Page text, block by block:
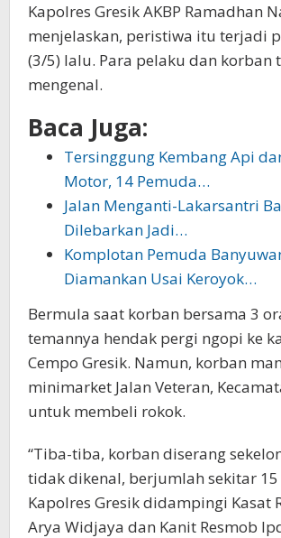
Kapolres Gresik AKBP Ramadhan
menjelaskan, peristiwa itu terjadi
(3/5) lalu. Para pelaku dan korban
mengenal.
Baca Juga:
Tersinggung Kembang Api
Motor, 14 Pemuda…
Jalan Menganti-Lakarsantri
Dilebarkan Jadi…
Komplotan Pemuda
Diamankan Usai Keroyok…
Bermula saat korban bersama 3
temannya hendak pergi ngopi ke
Cempo Gresik. Namun, korban
minimarket Jalan Veteran,
untuk membeli rokok.
“Tiba-tiba, korban diserang
tidak dikenal, berjumlah sekitar 15
Kapolres Gresik didampingi Kasat
Arya Widjaya dan Kanit Resmob